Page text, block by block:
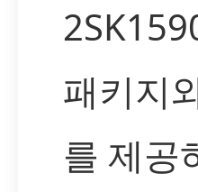
패키지
를 제공